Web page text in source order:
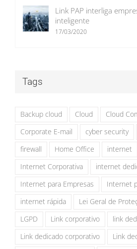
Link PAP interliga
inteligente
17/03/2020
Tags
Backup cloud Cloud Cloud
Corporate E-mail
cyber security
firewall
Home Office
internet
Internet Corporativa
internet
Internet para Empresas
Internet
internet rápida
Lei Geral de
LGPD
Link corporativo
link
Link dedicado corporativo
Link